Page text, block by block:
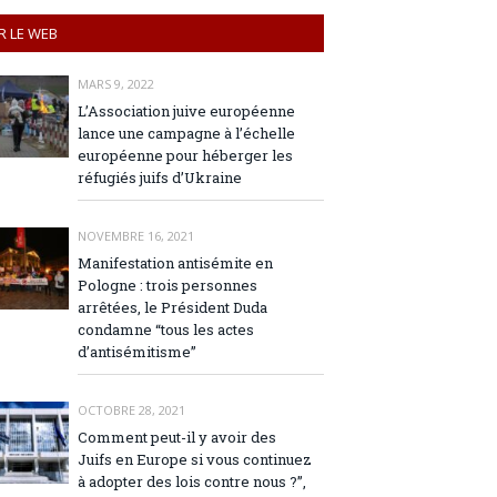
LE WEB
MARS 9, 2022
L’Association juive européenne
lance une campagne à l’échelle
européenne pour héberger les
réfugiés juifs d’Ukraine
NOVEMBRE 16, 2021
Manifestation antisémite en
Pologne : trois personnes
arrêtées, le Président Duda
condamne “tous les actes
d’antisémitisme”
OCTOBRE 28, 2021
Comment peut-il y avoir des
Juifs en Europe si vous continuez
à adopter des lois contre nous ?”,